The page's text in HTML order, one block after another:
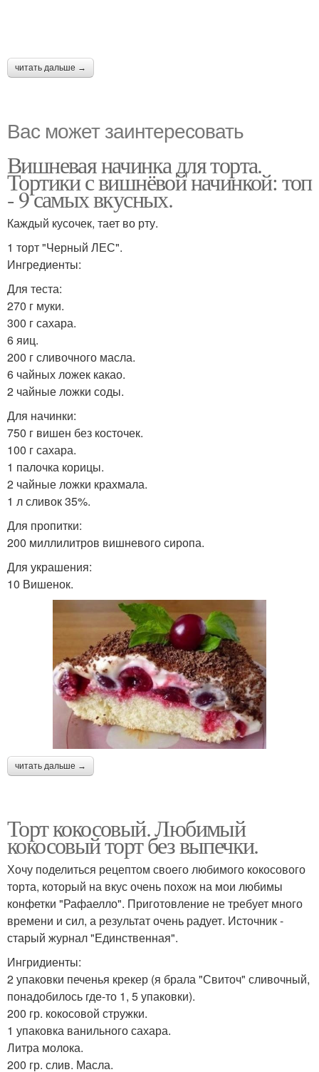
читать дальше →
Вас может заинтересовать
Вишневая начинка для торта.
Тортики с вишнёвой начинкой: топ
- 9 самых вкусных.
Каждый кусочек, тает во рту.
1 торт "Черный ЛЕС".
Ингредиенты:
Для теста:
270 г муки.
300 г сахара.
6 яиц.
200 г сливочного масла.
6 чайных ложек какао.
2 чайные ложки соды.
Для начинки:
750 г вишен без косточек.
100 г сахара.
1 палочка корицы.
2 чайные ложки крахмала.
1 л сливок 35%.
Для пропитки:
200 миллилитров вишневого сиропа.
Для украшения:
10 Вишенок.
читать дальше →
Торт кокосовый. Любимый
кокосовый торт без выпечки.
Хочу поделиться рецептом своего любимого кокосового
торта, который на вкус очень похож на мои любимы
конфетки "Рафаелло". Приготовление не требует много
времени и сил, а результат очень радует. Источник -
старый журнал "Единственная".
Ингридиенты:
2 упаковки печенья крекер (я брала "Свиточ" сливочный,
понадобилось где-то 1, 5 упаковки).
200 гр. кокосовой стружки.
1 упаковка ванильного сахара.
Литра молока.
200 гр. слив. Масла.